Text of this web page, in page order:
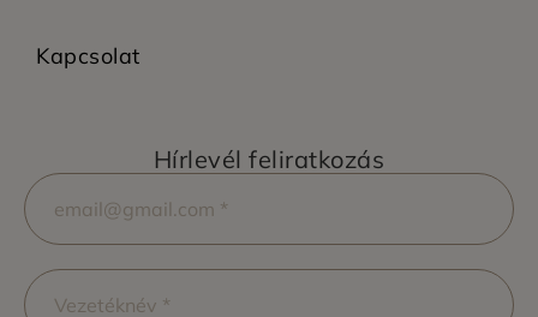
Kapcsolat
Hírlevél feliratkozás